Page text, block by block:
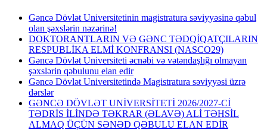
Gəncə Dövlət Universitetinin magistratura səviyyəsinə qəbul
olan şəxslərin nəzərinə!
DOKTORANTLARIN VƏ GƏNC TƏDQİQATÇILARIN
RESPUBLİKA ELMİ KONFRANSI (NASCO29)
Gəncə Dövlət Universiteti əcnəbi və vətəndaşlığı olmayan
şəxslərin qəbulunu elan edir
Gəncə Dövlət Universitetində Magistratura səviyyəsi üzrə
dərslər
GƏNCƏ DÖVLƏT UNİVERSİTETİ 2026/2027-Cİ
TƏDRİS İLİNDƏ TƏKRAR (ƏLAVƏ) ALİ TƏHSİL
ALMAQ ÜÇÜN SƏNƏD QƏBULU ELAN EDİR